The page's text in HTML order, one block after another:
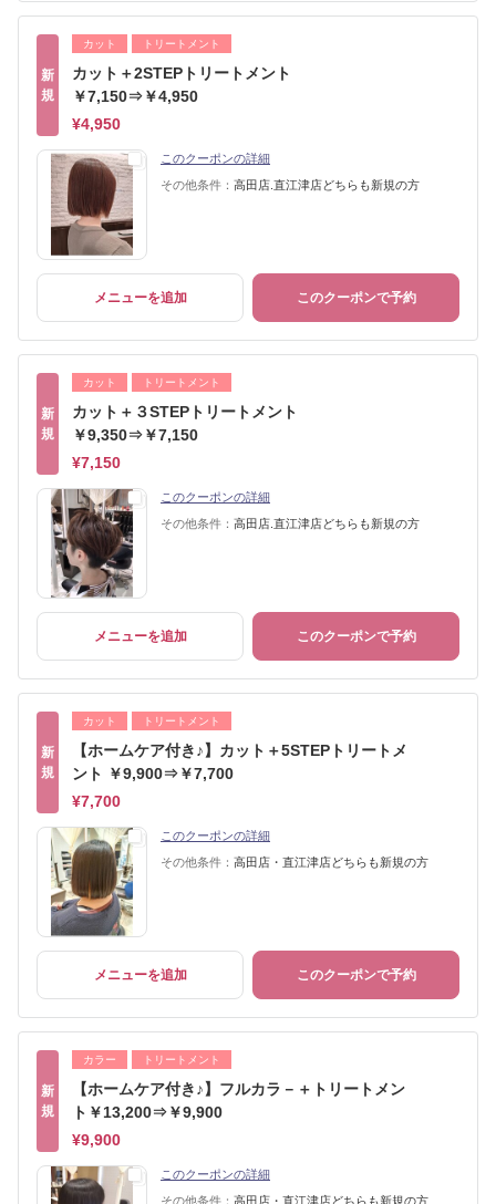
新
規
カット トリートメント
カット＋2STEPトリートメント
￥7,150⇒￥4,950
¥4,950
このクーポンの詳細
その他条件： 高田店.直江津店どちらも新規の方
メニューを追加 このクーポンで予約
新
規
カット トリートメント
カット＋３STEPトリートメント
￥9,350⇒￥7,150
¥7,150
このクーポンの詳細
その他条件： 高田店.直江津店どちらも新規の方
メニューを追加 このクーポンで予約
新
規
カット トリートメント
【ホームケア付き♪】カット＋5STEPトリートメ
ント ￥9,900⇒￥7,700
¥7,700
このクーポンの詳細
その他条件： 高田店・直江津店どちらも新規の方
メニューを追加 このクーポンで予約
新
規
カラー トリートメント
【ホームケア付き♪】フルカラ－＋トリートメン
ト￥13,200⇒￥9,900
¥9,900
このクーポンの詳細
その他条件： 高田店・直江津店どちらも新規の方